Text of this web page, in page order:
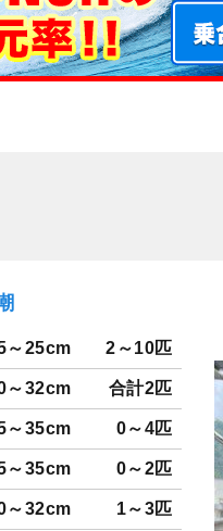
～25cm 2～10匹
～32cm 合計2匹
～35cm 0～4匹
～35cm 0～2匹
～32cm 1～3匹